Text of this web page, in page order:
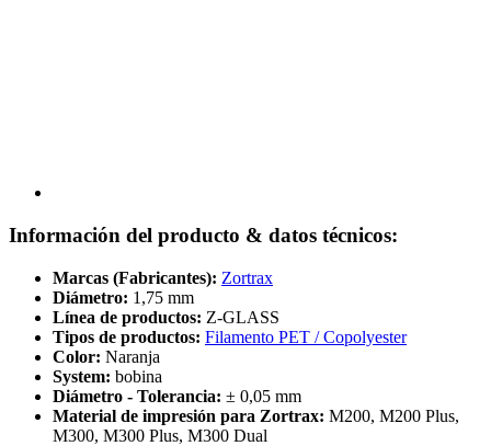
Información del producto & datos técnicos:
Marcas (Fabricantes): Zortrax
Diámetro: 1,75 mm
Línea de productos: Z-GLASS
Tipos de productos: Filamento PET / Copolyester
Color: Naranja
System: bobina
Diámetro - Tolerancia: ± 0,05 mm
Material de impresión para Zortrax: M200, M200 Plus,
M300, M300 Plus, M300 Dual